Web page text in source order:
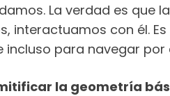
La verdad es que
interactuamos con él.
para navegar por
la geometría